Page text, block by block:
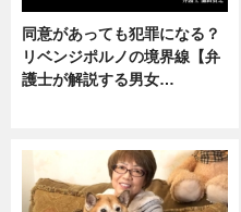
同意があっても犯罪になる？
リベンジポルノの境界線【弁
護士が解説する男女…